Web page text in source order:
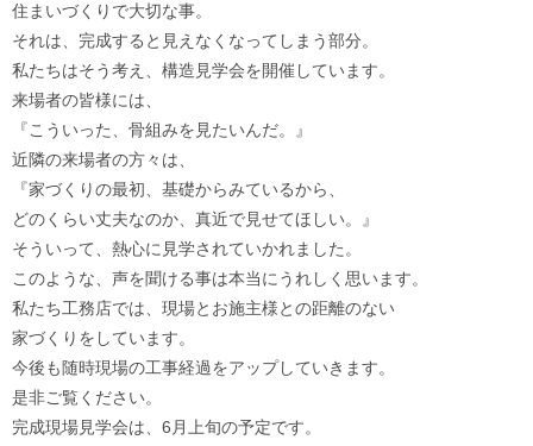
住まいづくりで大切な事。
それは、完成すると見えなくなってしまう部分。
私たちはそう考え、構造見学会を開催しています。
来場者の皆様には、
『こういった、骨組みを見たいんだ。』
近隣の来場者の方々は、
『家づくりの最初、基礎からみているから、
どのくらい丈夫なのか、真近で見せてほしい。』
そういって、熱心に見学されていかれました。
このような、声を聞ける事は本当にうれしく思います。
私たち工務店では、現場とお施主様との距離のない
家づくりをしています。
今後も随時現場の工事経過をアップしていきます。
是非ご覧ください。
完成現場見学会は、6月上旬の予定です。